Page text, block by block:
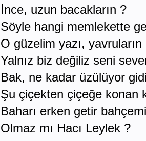
İnce, uzun bacakların ?
Söyle hangi memlekette
O güzelim yazı, yavruların
Yalnız biz değiliz seni
Bak, ne kadar üzülüyor
Şu çiçekten çiçeğe konan
Baharı erken getir
Olmaz mı Hacı Leylek ?